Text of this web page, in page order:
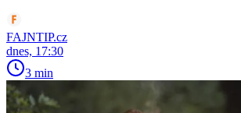
FAJNTIP.cz
dnes, 17:30
3 min